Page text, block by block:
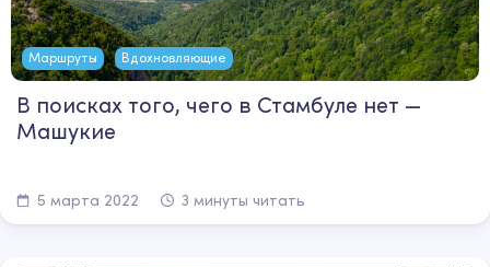
Маршруты Вдохновляющие
В поисках того, чего в Стамбуле нет —
Машукие
5 марта 2022 3 минуты читать